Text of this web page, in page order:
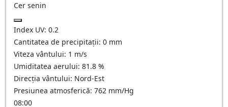
Cer senin
Index UV: 0.2
Cantitatea de precipitații: 0 mm
Viteza vântului: 1 m/s
Umiditatea aerului: 81.8 %
Direcția vântului: Nord-Est
Presiunea atmosferică: 762 mm/Hg
08:00